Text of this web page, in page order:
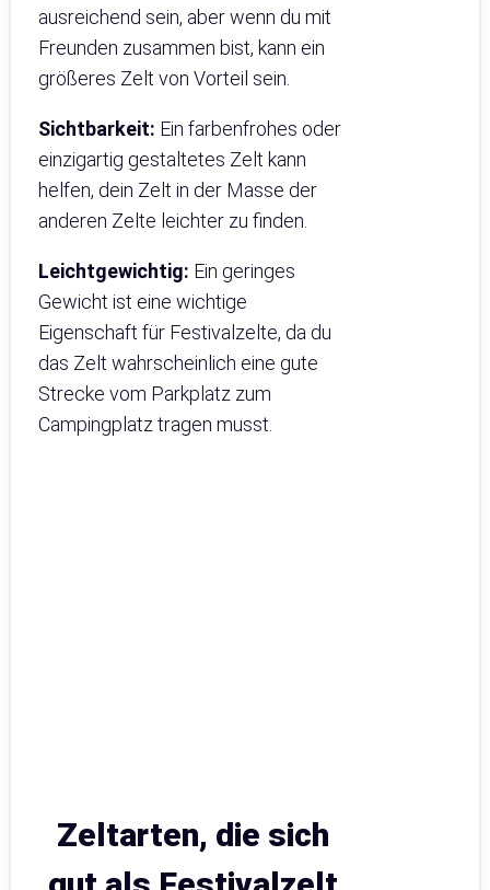
ausreichend sein, aber wenn du mit
Freunden zusammen bist, kann ein
größeres Zelt von Vorteil sein.
Sichtbarkeit: Ein farbenfrohes oder
einzigartig gestaltetes Zelt kann
helfen, dein Zelt in der Masse der
anderen Zelte leichter zu finden.
Leichtgewichtig: Ein geringes
Gewicht ist eine wichtige
Eigenschaft für Festivalzelte, da du
das Zelt wahrscheinlich eine gute
Strecke vom Parkplatz zum
Campingplatz tragen musst.
Zeltarten, die sich